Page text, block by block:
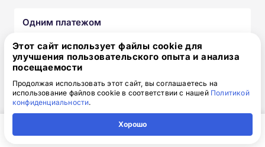
Одним платежом
от 15 850 ₽ 17 850 ₽ скидка: 2 000 ₽
Частями без переплат
от 1 320₽
Узнать подробнее
Этот сайт использует файлы cookie для
улучшения пользовательского опыта и анализа
посещаемости
Продолжая использовать этот сайт, вы соглашаетесь на
использование файлов cookie в соответствии с нашей Политикой
конфиденциальности.
Хорошо